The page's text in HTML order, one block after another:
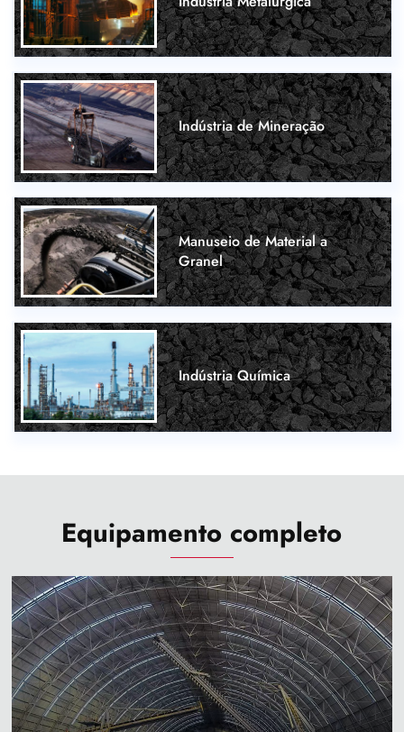
Indústria de Mineração
Manuseio de Material a
Granel
Indústria Química
Equipamento completo